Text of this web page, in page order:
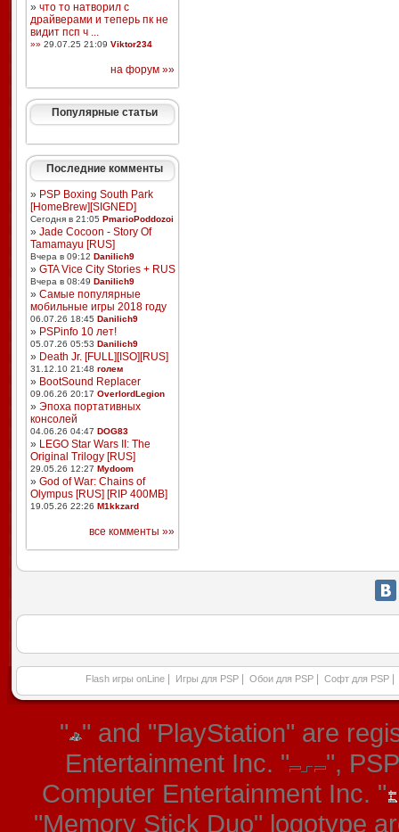
» что то натворил с
драйверами и теперь пк не
видит псп ч ...
»» 29.07.25 21:09 Viktor234
на форум »»
Популярные статьи
Последние комменты
» PSP Boxing South Park
[HomeBrew][SIGNED]
Сегодня в 21:05 PmarioPoddozoi
» Jade Cocoon - Story Of
Tamamayu [RUS]
Вчера в 09:12 Danilich9
» GTA Vice City Stories + RUS
Вчера в 08:49 Danilich9
» Самые популярные
мобильные игры 2018 году
06.07.26 18:45 Danilich9
» PSPinfo 10 лет!
05.07.26 05:53 Danilich9
» Death Jr. [FULL][ISO][RUS]
31.12.10 21:48 голем
» BootSound Replacer
09.06.26 20:17 OverlordLegion
» Эпоха портативных
консолей
04.06.26 04:47 DOG83
» LEGO Star Wars II: The
Original Trilogy [RUS]
29.05.26 12:27 Mydoom
» God of War: Chains of
Olympus [RUS] [RIP 400MB]
19.05.26 22:26 M1kkzard
все комменты »»
Flash игры onLine Игры для PSP Обои для PSP Софт для PSP
" " and "PlayStation" are
Entertainment Inc. "
",
Computer Entertainment Inc. "
"Memory Stick Duo" logotype